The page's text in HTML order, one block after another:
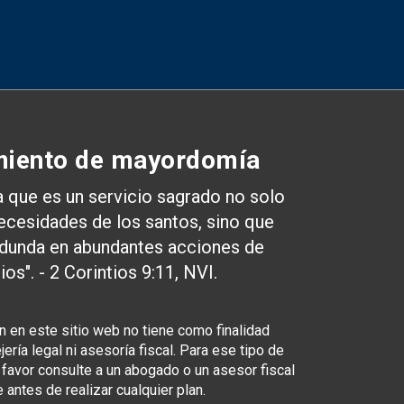
de mayordomía
que es un servicio sagrado no solo
de los santos, sino que
en abundantes acciones de
- 2 Corintios 9:11, NVI.
en este sitio web no tiene como finalidad
legal ni asesoría fiscal. Para ese tipo de
consulte a un abogado o un asesor fiscal
antes de realizar cualquier plan.